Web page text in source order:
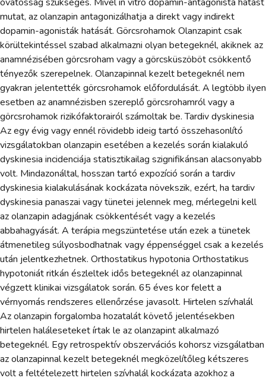
mutat, az olanzapin antagonizálhatja a direkt vagy indirekt
dopamin-agonisták hatását. Görcsrohamok Olanzapint csak
körültekintéssel szabad alkalmazni olyan betegeknél, akiknek az
anamnézisében görcsroham vagy a görcsküszöböt csökkentő
tényezők szerepelnek. Olanzapinnal kezelt betegeknél nem
gyakran jelentették görcsrohamok előfordulását. A legtöbb ilyen
esetben az anamnézisben szereplő görcsrohamról vagy a
görcsrohamok rizikófaktorairól számoltak be. Tardiv dyskinesia
Az egy évig vagy ennél rövidebb ideig tartó összehasonlító
vizsgálatokban olanzapin esetében a kezelés során kialakuló
dyskinesia incidenciája statisztikailag szignifikánsan alacsonyabb
volt. Mindazonáltal, hosszan tartó expozíció során a tardiv
dyskinesia kialakulásának kockázata növekszik, ezért, ha tardiv
dyskinesia panaszai vagy tünetei jelennek meg, mérlegelni kell
az olanzapin adagjának csökkentését vagy a kezelés
abbahagyását. A terápia megszüntetése után ezek a tünetek
átmenetileg súlyosbodhatnak vagy éppenséggel csak a kezelés
után jelentkezhetnek. Orthostatikus hypotonia Orthostatikus
hypotoniát ritkán észleltek idős betegeknél az olanzapinnal
végzett klinikai vizsgálatok során. 65 éves kor felett a
vérnyomás rendszeres ellenőrzése javasolt. Hirtelen szívhalál
Az olanzapin forgalomba hozatalát követő jelentésekben
hirtelen haláleseteket írtak le az olanzapint alkalmazó
betegeknél. Egy retrospektív obszervációs kohorsz vizsgálatban
az olanzapinnal kezelt betegeknél megközelítőleg kétszeres
volt a feltételezett hirtelen szívhalál kockázata azokhoz a